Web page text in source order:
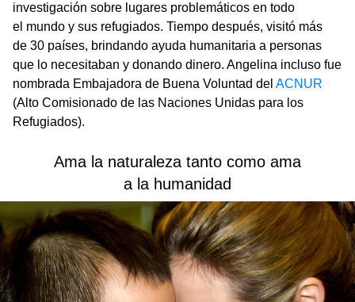
investigación sobre lugares problemáticos en todo
el mundo y sus refugiados. Tiempo después, visitó más
de 30 países, brindando ayuda humanitaria a personas
que lo necesitaban y donando dinero. Angelina incluso fue
nombrada Embajadora de Buena Voluntad del ACNUR
(Alto Comisionado de las Naciones Unidas para los
Refugiados).
Ama la naturaleza tanto como ama
a la humanidad